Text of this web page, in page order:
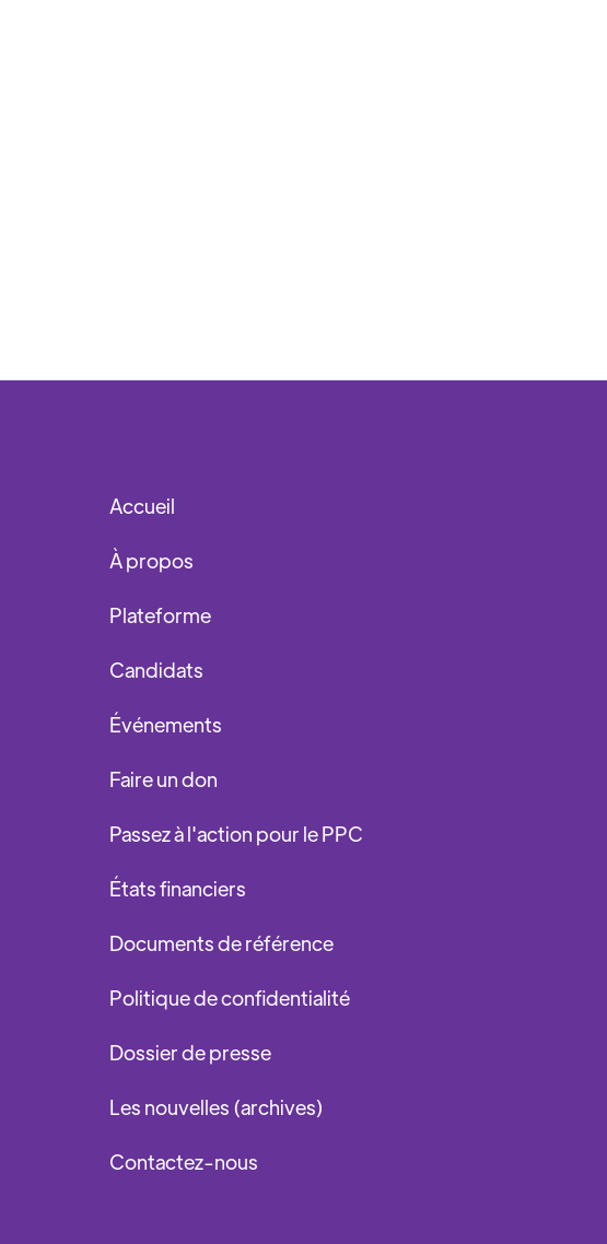
Accueil
À propos
Plateforme
Candidats
Événements
Faire un don
Passez à l'action pour le PPC
États financiers
Documents de référence
Politique de confidentialité
Dossier de presse
Les nouvelles (archives)
Contactez-nous